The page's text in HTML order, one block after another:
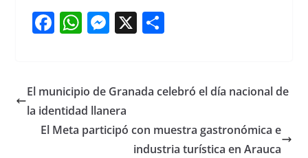
F
e
b
o
W
s
A
p
M
e
n
g
X S
e
El municipio de Granada celebró el día nacional de
la identidad llanera
El Meta participó con muestra gastronómica e
industria turística en Arauca